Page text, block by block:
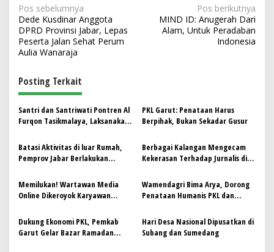
N
a
v
i
g
a
s
i
p
o
s
Pos sebelumnya
Dede Kusdinar Anggota
DPRD Provinsi Jabar, Lepas
Peserta Jalan Sehat Perum
Aulia Wanaraja
Pos berikutnya
MIND ID: Anugerah Dari
Alam, Untuk Peradaban
Indonesia
Posting Terkait
Santri dan Santriwati Pontren Al
Furqon Tasikmalaya, Laksanakan
Cibatu
PKL Garut: Penataan Harus
Berpihak, Bukan Sekadar Gusur
Batasi Aktivitas di luar Rumah,
Pemprov Jabar Berlakukan
Berbagai Kalangan Mengecam
Kekerasan Terhadap Jurnalis di
Para Pelaku
Memilukan! Wartawan Media
Online Dikeroyok Karyawan
Babak Belur
Wamendagri Bima Arya, Dorong
Penataan Humanis PKL dan
Garut
Dukung Ekonomi PKL, Pemkab
Garut Gelar Bazar Ramadan
Hari Desa Nasional Dipusatkan di
Subang dan Sumedang